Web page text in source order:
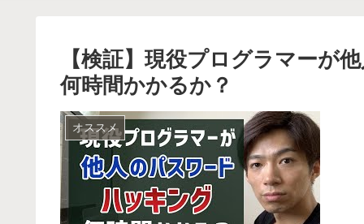
【検証】現役プログラマーが
何時間かかるか？
オススメ